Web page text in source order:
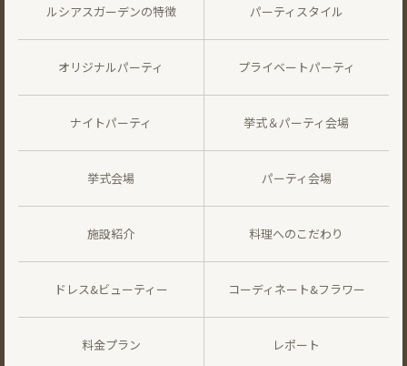
ルシアスガーデンの特徴 パーティスタイル
オリジナルパーティ プライベートパーティ
ナイトパーティ 挙式＆パーティ会場
挙式会場 パーティ会場
施設紹介 料理へのこだわり
ドレス&ビューティー コーディネート&フラワー
料金プラン レポート